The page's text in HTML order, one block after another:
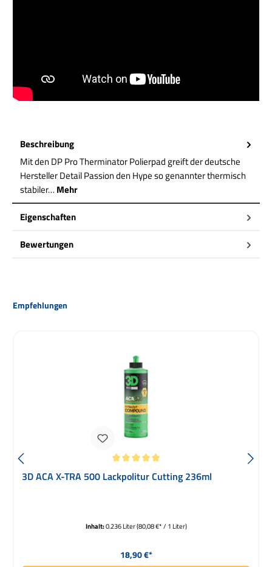
Beschreibung
Mit den DP Pro Therminator Polierpad greift der deutsche
Hersteller Detail Passion den Hype so genannter thermisch
stabiler… Mehr
Eigenschaften
Bewertungen
Produktgalerie überspringen
Empfehlungen
3D ACA X-TRA 500 Lackpolitur Cutting 236ml
Inhalt:0.236 Liter(80,08 €* / 1 Liter)
Regulärer Preis:
18,90 €*